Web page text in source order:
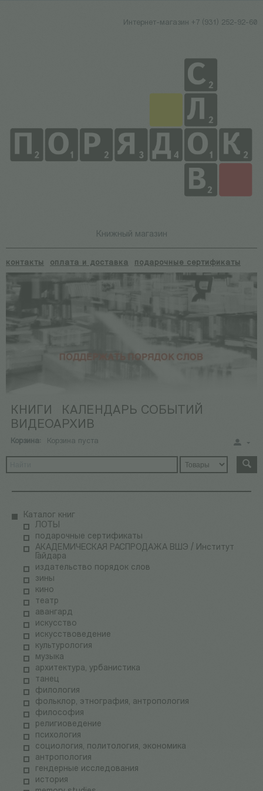
Интернет-магазин +7 (931) 252-92-60
Книжный магазин
контакты оплата и доставка подарочные сертификаты
КНИГИ
КАЛЕНДАРЬ СОБЫТИЙ
ВИДЕОАРХИВ
Корзина: Корзина пуста
Каталог книг
ЛОТЫ
подарочные сертификаты
АКАДЕМИЧЕСКАЯ РАСПРОДАЖА ВШЭ / Институт
Гайдара
издательство порядок слов
зины
кино
театр
авангард
искусство
искусствоведение
культурология
музыка
архитектура, урбанистика
танец
филология
фольклор, этнография, антропология
философия
религиоведение
психология
социология, политология, экономика
антропология
гендерные исследования
история